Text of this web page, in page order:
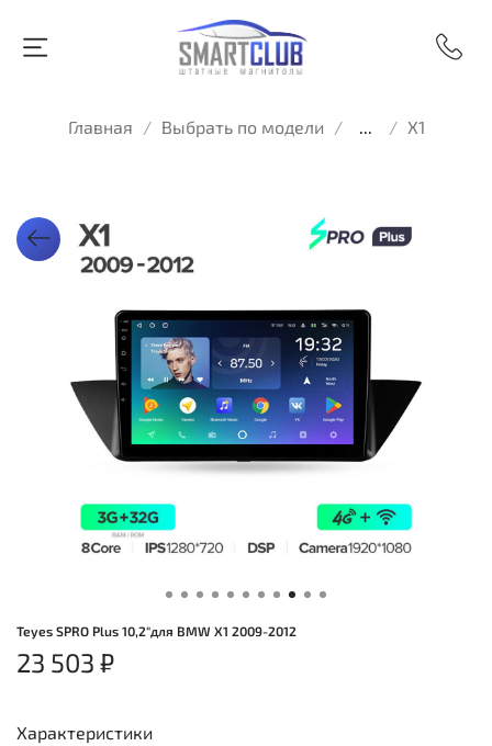
Главная Выбрать по модели ... X1
Teyes SPRO Plus 10,2"для BMW X1 2009-2012
23 503 ₽
Характеристики